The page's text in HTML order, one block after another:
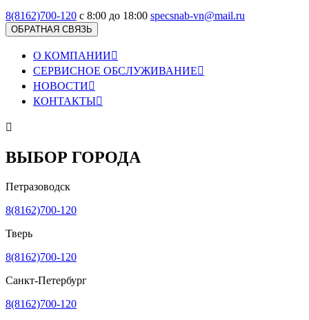
8(8162)700-120 с 8:00 до 18:00 specsnab-vn@mail.ru
ОБРАТНАЯ СВЯЗЬ
О КОМПАНИИ
СЕРВИСНОЕ ОБСЛУЖИВАНИЕ
НОВОСТИ
КОНТАКТЫ

ВЫБОР ГОРОДА
Петразоводск
8(8162)700-120
Тверь
8(8162)700-120
Санкт-Петербург
8(8162)700-120